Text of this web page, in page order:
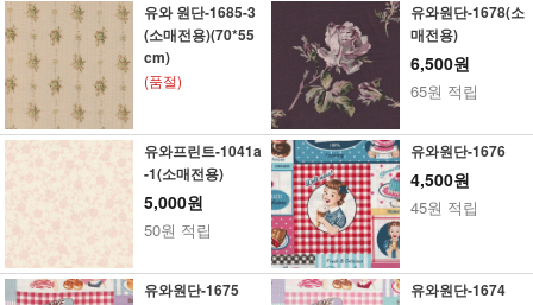
유와 원단-1685-3
(소매전용)(70*55
cm)
(품절)
유와원단-1678(소
매전용)
6,500원
65원 적립
유와프린트-1041a
-1(소매전용)
5,000원
50원 적립
유와원단-1676
4,500원
45원 적립
유와원단-1675 유와원단-1674